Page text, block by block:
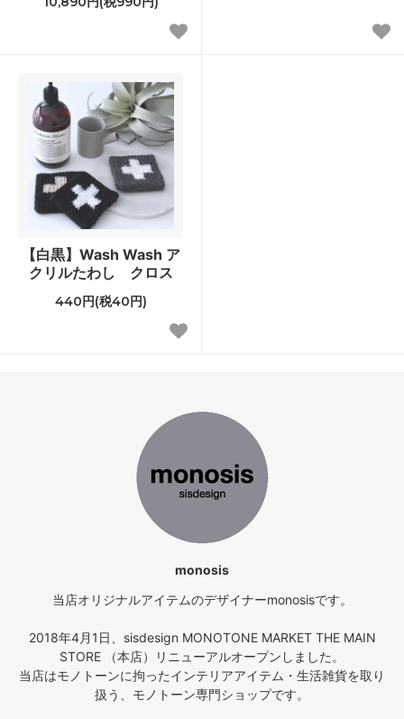
【白黒】Wash Wash ア
クリルたわし クロス
440円(税40円)
monosis
当店オリジナルアイテムのデザイナーmonosisです。
2018年4月1日、sisdesign MONOTONE MARKET THE MAIN
STORE （本店）リニューアルオープンしました。
当店はモノトーンに拘ったインテリアアイテム・生活雑貨を取り
扱う、モノトーン専門ショップです。